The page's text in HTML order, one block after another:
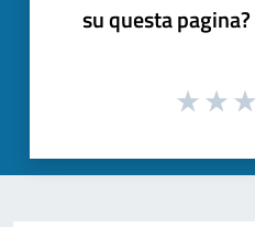
su questa pagina?